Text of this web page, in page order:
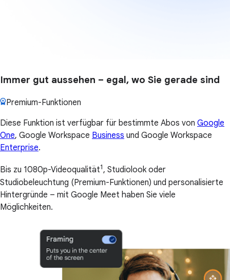
Immer gut aussehen – egal, wo Sie gerade sind
Premium-Funktionen
Diese Funktion ist verfügbar für bestimmte Abos von Google
One, Google Workspace Business und Google Workspace
Enterprise.
Bis zu 1080p-Videoqualität1, Studiolook oder
Studiobeleuchtung (Premium-Funktionen) und personalisierte
Hintergründe – mit Google Meet haben Sie viele
Möglichkeiten.